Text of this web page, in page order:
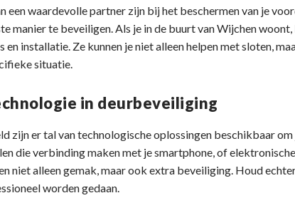
een waardevolle partner zijn bij het beschermen van je
manier te beveiligen. Als je in de buurt van Wijchen woont,
en installatie. Ze kunnen je niet alleen helpen met sloten,
situatie.
in deurbeveiliging
zijn er tal van technologische oplossingen beschikbaar
die verbinding maken met je smartphone, of
niet alleen gemak, maar ook extra beveiliging. Houd
worden gedaan.